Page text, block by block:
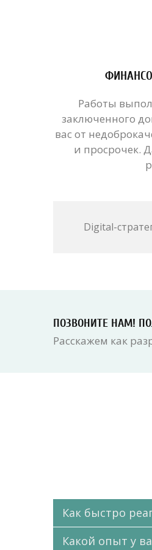
Работы
заключенного
вас от
и просрочек.
Digital-
ПОЗВОНИТЕ НАМ!
Расскажем как
Как быстро
Какой опыт у